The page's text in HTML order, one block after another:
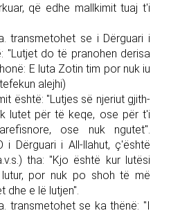
që edhe mallkimit tuaj t'i
trans­me­tohet se i Dërguari i
"Lutjet do të pranohen derisa
E luta Zotin tim por nuk iu
alejhi)
është: "Lutjes së njeriut gjith­
lutet për të keqe, ose për t'i
ose nuk ngutet".
i Dërguari i All-lla­hut, ç'është
tha: "Kjo është kur lutësi
por nuk po shoh të më
dhe e lë lutjen".
trans­me­tohet se ka thënë: "I